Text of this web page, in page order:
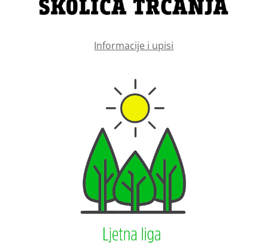
Informacije i upisi